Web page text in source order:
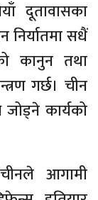
दूतावासका
निर्यातमा सधैं
कानुन तथा
गर्छ। चीन
जोड्ने कार्यको
आगामी